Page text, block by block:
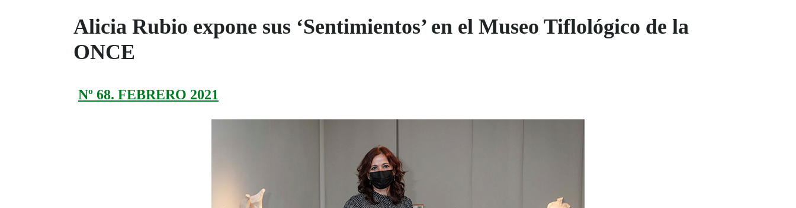
Alicia Rubio expone sus ‘Sentimientos’ en el Museo Tiflológico de la
ONCE
Nº 68. FEBRERO 2021